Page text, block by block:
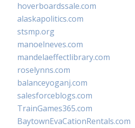
hoverboardssale.com
alaskapolitics.com
stsmp.org
manoelneves.com
mandelaeffectlibrary.com
roselynns.com
balanceyoganj.com
salesforceblogs.com
TrainGames365.com
BaytownEvaCationRentals.com